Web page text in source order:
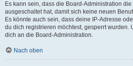
Es kann sein, dass die Board-Administration
ausgeschaltet hat, damit sich keine neuen
Es könnte auch sein, dass deine IP-Adresse
du dich registrieren möchtest, gesperrt wurden.
dich an die Board-Administration.
Nach oben